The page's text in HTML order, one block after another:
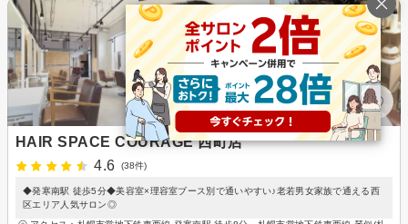
HAIR SPACE COURAGE 西町店
4.6
(38件)
◆発寒南駅 徒歩5分◆美容室×理容室ブース別で通いやすい♪老若男女家族で通える西
区エリア人気サロン◎